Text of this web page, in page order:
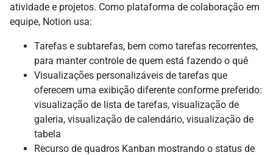
atividade e projetos. Como plataforma de colaboração em
equipe, Notion usa:
Tarefas e subtarefas, bem como tarefas recorrentes,
para manter controle de quem está fazendo o quê
Visualizações personalizáveis de tarefas que
oferecem uma exibição diferente conforme preferido:
visualização de lista de tarefas, visualização de
galeria, visualização de calendário, visualização de
tabela
Recurso de quadros Kanban mostrando o status de